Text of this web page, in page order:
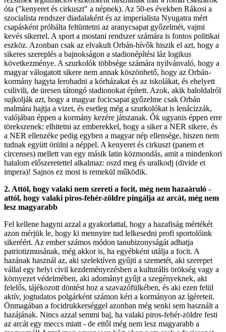
óta ("kenyeret és cirkuszt" a népnek). Az 50-es években Rákosi a
szocialista rendszer diadalaként és az imperialista Nyugatra mért
csapásként próbálta feltüntetni az aranycsapat győzelmét, vajmi
kevés sikerrel. A sport a mostani rendszer számára is fontos politikai
eszköz. Azonban csak az elvakult Orbán-hívők hiszik el azt, hogy a
sikeres szereplés a bajnokságon a stadionépítési láz logikus
következménye. A szurkolók többsége számára nyilvánvaló, hogy a
magyar válogatott sikere nem annak köszönhető, hogy az Orbán-
kormány hagyta lerohadni a kórházakat és az iskolákat, és ehelyett
csilivili, de üresen tátongó stadionokat épített. Azok, akik baloldalról
sujkolják azt, hogy a magyar focicsapat győzelme csak Orbán
malmára hajtja a vizet, és esetleg még a szurkolókat is lenácizzák,
valójában éppen a kormány kezére játszanak. Ők ugyanis éppen erre
törekszenek: elhitetni az emberekkel, hogy a siker a NER sikere, és
a NER ellenzéke pedig egyben a magyar nép ellensége, hiszen nem
tudnak együtt örülni a néppel. A kenyeret és cirkuszt (panem et
circenses) mellett van egy másik latin közmondás, amit a mindenkori
hatalom előszeretettel alkalmaz: oszd meg és uralkodj (divide et
impera)! Sajnos ez most is remekül működik.
2. Attól, hogy valaki nem szereti a focit, még nem hazaáruló -
attól, hogy valaki piros-fehér-zöldre pingálja az arcát, még nem
lesz magyarabb
Fel kellene hagyni azzal a gyakorlattal, hogy a hazafiság mértékét
azon mérjük le, hogy ki mennyire tud lelkesedni profi sportolóink
sikeréért. Az ember számos módon tanubizonyságát adhatja
patriotizmusának, még akkor is, ha egyébként utálja a focit. A
hazának használ az, aki szelektíven gyűjti a szemetét, aki szerepet
vállal egy helyi civil kezdeményezésben a kulturális örökség vagy a
környezet védelmében, aki adományt gyűjt a szegényeknek, aki
felelős, tájékozott döntést hoz a szavazófülkében, és aki ezen felül
aktív, jogtudatos polgárként számon kéri a kormányon az ígéreteit.
Önmagában a focidrukkerséggel azonban még senki sem használt a
hazájának. Nincs azzal semmi baj, ha valaki piros-fehér-zöldre festi
az arcát egy meccs miatt - de ettől még nem lesz magyarabb a